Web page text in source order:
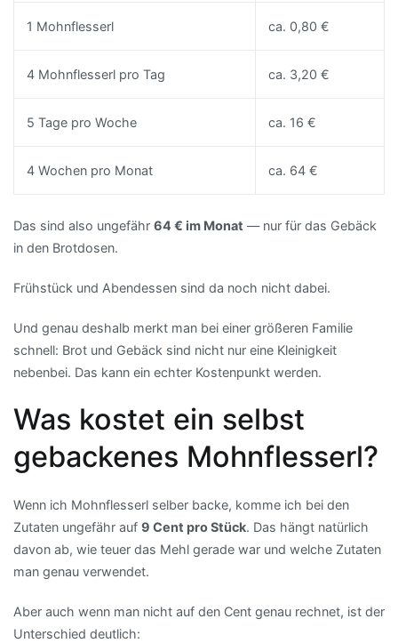
1 Mohnflesserl ca. 0,80 €
4 Mohnflesserl pro Tag ca. 3,20 €
5 Tage pro Woche ca. 16 €
4 Wochen pro Monat ca. 64 €
Das sind also ungefähr 64 € im Monat — nur für das Gebäck
in den Brotdosen.
Frühstück und Abendessen sind da noch nicht dabei.
Und genau deshalb merkt man bei einer größeren Familie
schnell: Brot und Gebäck sind nicht nur eine Kleinigkeit
nebenbei. Das kann ein echter Kostenpunkt werden.
Was kostet ein selbst
gebackenes Mohnflesserl?
Wenn ich Mohnflesserl selber backe, komme ich bei den
Zutaten ungefähr auf 9 Cent pro Stück. Das hängt natürlich
davon ab, wie teuer das Mehl gerade war und welche Zutaten
man genau verwendet.
Aber auch wenn man nicht auf den Cent genau rechnet, ist der
Unterschied deutlich: